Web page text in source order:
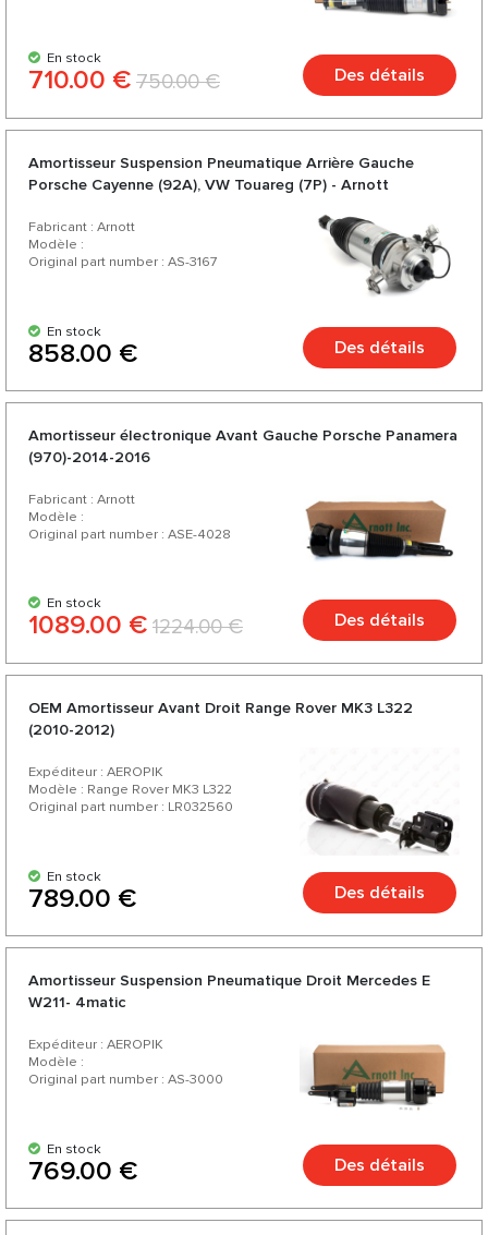
En stock
710.00 € 750.00 € Des détails
Amortisseur Suspension Pneumatique Arrière Gauche
Porsche Cayenne (92A), VW Touareg (7P) - Arnott
Fabricant : Arnott
Modèle :
Original part number : AS-3167
En stock
858.00 € Des détails
Amortisseur électronique Avant Gauche Porsche Panamera
(970)-2014-2016
Fabricant : Arnott
Modèle :
Original part number : ASE-4028
En stock
1089.00 € 1224.00 € Des détails
OEM Amortisseur Avant Droit Range Rover MK3 L322
(2010-2012)
Expéditeur : AEROPIK
Modèle : Range Rover MK3 L322
Original part number : LR032560
En stock
789.00 € Des détails
Amortisseur Suspension Pneumatique Droit Mercedes E
W211- 4matic
Expéditeur : AEROPIK
Modèle :
Original part number : AS-3000
En stock
769.00 € Des détails